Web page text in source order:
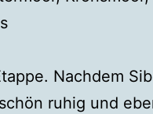
Nachdem
ruhig und